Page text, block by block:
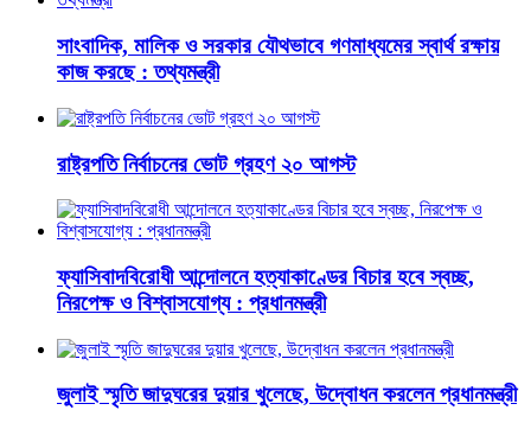
সাংবাদিক, মালিক ও সরকার যৌথভাবে গণমাধ্যমের স্বার্থ রক্ষায়
কাজ করছে : তথ্যমন্ত্রী
রাষ্ট্রপতি নির্বাচনের ভোট গ্রহণ ২০ আগস্ট
ফ্যাসিবাদবিরোধী আন্দোলনে হত্যাকাণ্ডের বিচার হবে স্বচ্ছ,
নিরপেক্ষ ও বিশ্বাসযোগ্য : প্রধানমন্ত্রী
জুলাই স্মৃতি জাদুঘরের দুয়ার খুলেছে, উদ্বোধন করলেন প্রধানমন্ত্রী